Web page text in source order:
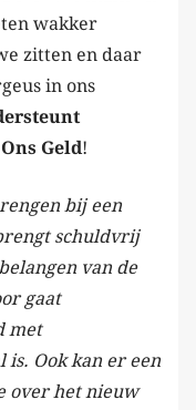
wakker
zitten en daar
in ons
Ons Geld!
bij een
schuldvrij
van de
gaat
met
is. Ook kan er een
over het nieuw